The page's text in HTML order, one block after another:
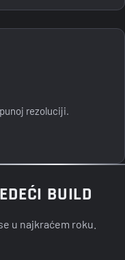
rezoluciji.
BUILD
u najkraćem roku.